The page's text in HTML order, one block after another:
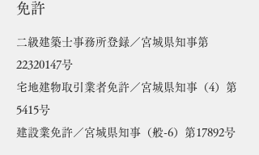
免許
二級建築士事務所登録／宮城県知事第
22320147号
宅地建物取引業者免許／宮城県知事（4）第
5415号
建設業免許／宮城県知事（般-6）第17892号